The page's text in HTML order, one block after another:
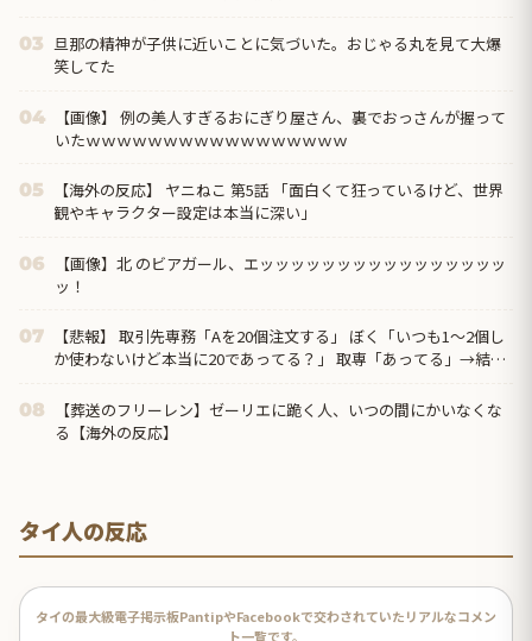
03 旦那の精神が子供に近いことに気づいた。おじゃる丸を見て大爆
笑してた
04
【画像】 例の美人すぎるおにぎり屋さん、裏でおっさんが握って
いたｗｗｗｗｗｗｗｗｗｗｗｗｗｗｗｗｗ
05
【海外の反応】 ヤニねこ 第5話 「面白くて狂っているけど、世界
観やキャラクター設定は本当に深い」
06
【画像】北 のビアガール、エッッッッッッッッッッッッッッッッ
ッ！
07
【悲報】 取引先専務「Aを20個注文する」 ぼく「いつも1～2個し
か使わないけど本当に20であってる？」 取専「あってる」→結果
08
【葬送のフリーレン】ゼーリエに跪く人、いつの間にかいなくな
る【海外の反応】
タイ人の反応
タイの最大級電子掲示板PantipやFacebookで交わされていたリアルなコメン
ト一覧です。